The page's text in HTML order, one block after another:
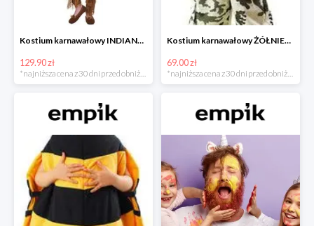
Kostium karnawałowy INDIANKA
129.90 zł
*najniższa cena z 30 dni przed obniżką
Kostium karnawałowy ŻÓŁNIERZ
69.00 zł
*najniższa cena z 30 dni przed obniżką